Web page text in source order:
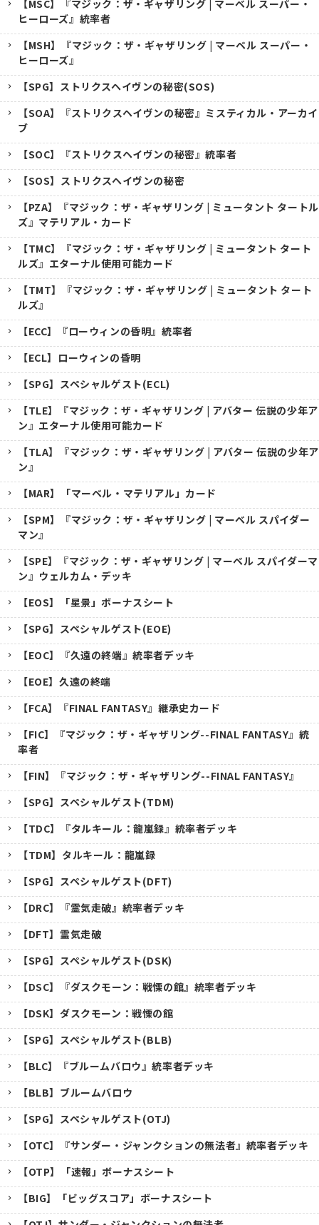
【MSC】『マジック：ザ・ギャザリング | マーベル スーパー・
ヒーローズ』統率者
【MSH】『マジック：ザ・ギャザリング | マーベル スーパー・
ヒーローズ』
【SPG】ストリクスヘイヴンの秘密(SOS)
【SOA】『ストリクスヘイヴンの秘密』ミスティカル・アーカイ
ブ
【SOC】『ストリクスヘイヴンの秘密』統率者
【SOS】ストリクスヘイヴンの秘密
【PZA】『マジック：ザ・ギャザリング | ミュータント タートル
ズ』マテリアル・カード
【TMC】『マジック：ザ・ギャザリング | ミュータント タート
ルズ』エターナル使用可能カード
【TMT】『マジック：ザ・ギャザリング | ミュータント タート
ルズ』
【ECC】『ローウィンの昏明』統率者
【ECL】ローウィンの昏明
【SPG】スペシャルゲスト(ECL)
【TLE】『マジック：ザ・ギャザリング | アバター 伝説の少年ア
ン』エターナル使用可能カード
【TLA】『マジック：ザ・ギャザリング | アバター 伝説の少年ア
ン』
【MAR】「マーベル・マテリアル」カード
【SPM】『マジック：ザ・ギャザリング | マーベル スパイダー
マン』
【SPE】『マジック：ザ・ギャザリング | マーベル スパイダーマ
ン』ウェルカム・デッキ
【EOS】「星景」ボーナスシート
【SPG】スペシャルゲスト(EOE)
【EOC】『久遠の終端』統率者デッキ
【EOE】久遠の終端
【FCA】『FINAL FANTASY』継承史カード
【FIC】『マジック：ザ・ギャザリング--FINAL FANTASY』統
率者
【FIN】『マジック：ザ・ギャザリング--FINAL FANTASY』
【SPG】スペシャルゲスト(TDM)
【TDC】『タルキール：龍嵐録』統率者デッキ
【TDM】タルキール：龍嵐録
【SPG】スペシャルゲスト(DFT)
【DRC】『霊気走破』統率者デッキ
【DFT】霊気走破
【SPG】スペシャルゲスト(DSK)
【DSC】『ダスクモーン：戦慄の館』統率者デッキ
【DSK】ダスクモーン：戦慄の館
【SPG】スペシャルゲスト(BLB)
【BLC】『ブルームバロウ』統率者デッキ
【BLB】ブルームバロウ
【SPG】スペシャルゲスト(OTJ)
【OTC】『サンダー・ジャンクションの無法者』統率者デッキ
【OTP】「速報」ボーナスシート
【BIG】「ビッグスコア」ボーナスシート